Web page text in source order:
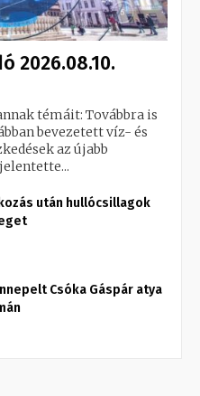
2026.08.10.
témáit: Továbbra is
bevezetett víz- és
az újabb
után hullócsillagok
Csóka Gáspár atya